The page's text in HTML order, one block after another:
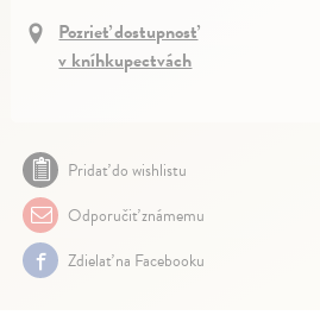
Pozrieť dostupnosť
v kníhkupectvách
Pridať do wishlistu
Odporučiť známemu
Zdielať na Facebooku